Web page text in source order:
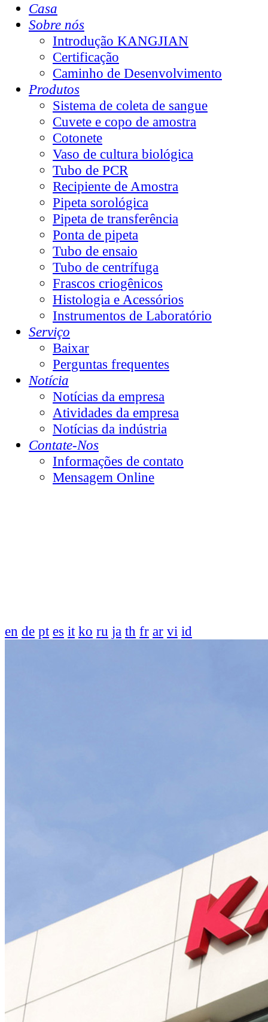
Casa
Sobre nós
Introdução KANGJIAN
Certificação
Caminho de Desenvolvimento
Produtos
Sistema de coleta de sangue
Cuvete e copo de amostra
Cotonete
Vaso de cultura biológica
Tubo de PCR
Recipiente de Amostra
Pipeta sorológica
Pipeta de transferência
Ponta de pipeta
Tubo de ensaio
Tubo de centrífuga
Frascos criogênicos
Histologia e Acessórios
Instrumentos de Laboratório
Serviço
Baixar
Perguntas frequentes
Notícia
Notícias da empresa
Atividades da empresa
Notícias da indústria
Contate-Nos
Informações de contato
Mensagem Online
en de pt es it ko ru ja th fr ar vi id